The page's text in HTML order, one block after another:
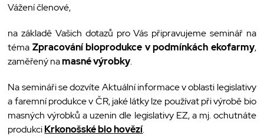
Vážení členové,
na základě Vašich dotazů pro Vás připravujeme seminář na
téma Zpracování bioprodukce v podmínkách ekofarmy,
zaměřený namasné výrobky.
Na semináři se dozvíte Aktuální informace v oblasti legislativy
a faremní produkce v ČR, jaké látky lze používat při výrobě bio
masných výrobků a uzenin dle legislativy EZ, a mj. ochutnáte
produkciKrkonošské bio hovězí.